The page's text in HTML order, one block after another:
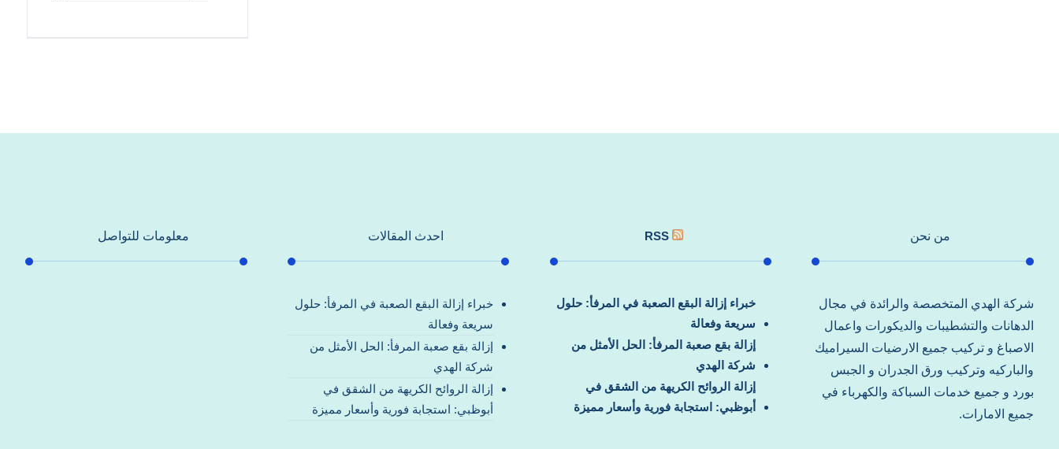
من نحن
شركة الهدي المتخصصة والرائدة في مجال
الدهانات والتشطيبات والديكورات واعمال
الاصباغ و تركيب جميع الارضيات السيراميك
والباركيه وتركيب ورق الجدران و الجبس
بورد و جميع خدمات السباكة والكهرباء في
جميع الامارات.
RSS
خبراء إزالة البقع الصعبة في المرفأ: حلول
سريعة وفعالة
إزالة بقع صعبة المرفأ: الحل الأمثل من
شركة الهدي
إزالة الروائح الكريهة من الشقق في
أبوظبي: استجابة فورية وأسعار مميزة
احدث المقالات
خبراء إزالة البقع الصعبة في المرفأ: حلول
سريعة وفعالة
إزالة بقع صعبة المرفأ: الحل الأمثل من
شركة الهدي
إزالة الروائح الكريهة من الشقق في
أبوظبي: استجابة فورية وأسعار مميزة
معلومات للتواصل